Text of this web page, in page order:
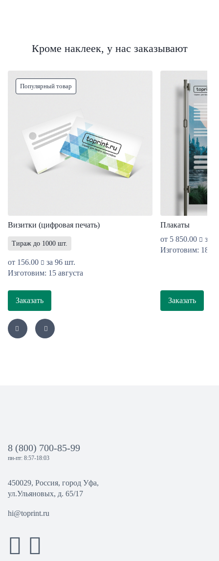
Кроме наклеек, у нас заказывают
Популярный товар
Визитки (цифровая печать)
Тираж до 1000 шт.
от 156.00
за 96 шт.
Изготовим: 15 августа
Заказать
Плакаты
от 5 850.00
за
Изготовим: 18
Заказать
8 (800) 700-85-99
пн-пт: 8:57-18:03
450029, Россия, город Уфа,
ул.Ульяновых, д. 65/17
hi@toprint.ru